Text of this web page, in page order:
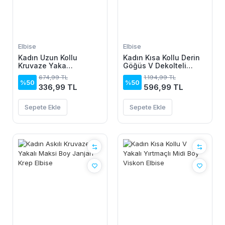
Elbise
Kadın Uzun Kollu
Kruvaze Yaka
Yanlardan Büzgülü
Kadife Elbise
%50
674,99 TL
336,99 TL
Sepete Ekle
Elbise
Kadın Kısa Kollu Derin
Göğüs V Dekolteli
önden Düğmeli Leopar
Desenli Kısa Süprem
Elbise
%50
1.194,99 TL
596,99 TL
Sepete Ekle